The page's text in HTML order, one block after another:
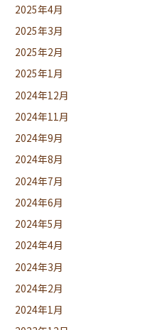
2025年4月
2025年3月
2025年2月
2025年1月
2024年12月
2024年11月
2024年9月
2024年8月
2024年7月
2024年6月
2024年5月
2024年4月
2024年3月
2024年2月
2024年1月